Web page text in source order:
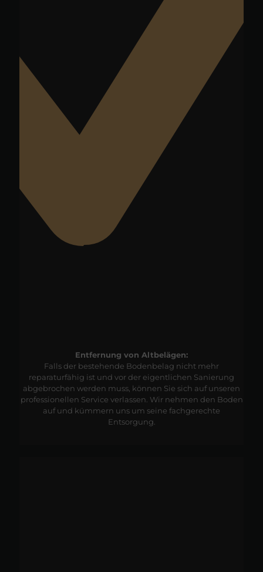
Entfernung von Altbelägen:
Falls der bestehende Bodenbelag nicht mehr
reparaturfähig ist und vor der eigentlichen Sanierung
abgebrochen werden muss, können Sie sich auf unseren
professionellen Service verlassen. Wir nehmen den Boden
auf und kümmern uns um seine fachgerechte
Entsorgung.